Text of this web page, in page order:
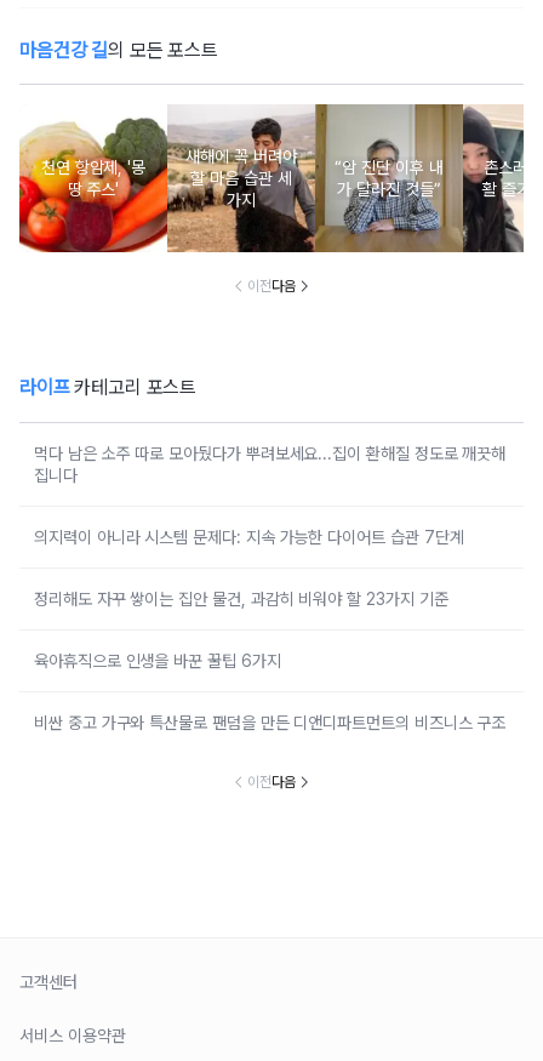
마음건강 길의 모든 포스트
천연 항암제, '몽
땅 주스'
새해에 꼭 버려야
할 마음 습관 세
가지
“암 진단 이후 내
가 달라진 것들”
촌스러
활 즐기
이전다음
라이프카테고리 포스트
먹다 남은 소주 따로 모아뒀다가 뿌려보세요...집이 환해질 정도로 깨끗해
집니다
의지력이 아니라 시스템 문제다: 지속 가능한 다이어트 습관 7단계
정리해도 자꾸 쌓이는 집안 물건, 과감히 비워야 할 23가지 기준
육아휴직으로 인생을 바꾼 꿀팁 6가지
비싼 중고 가구와 특산물로 팬덤을 만든 디앤디파트먼트의 비즈니스 구조
이전다음
고객센터
서비스 이용약관